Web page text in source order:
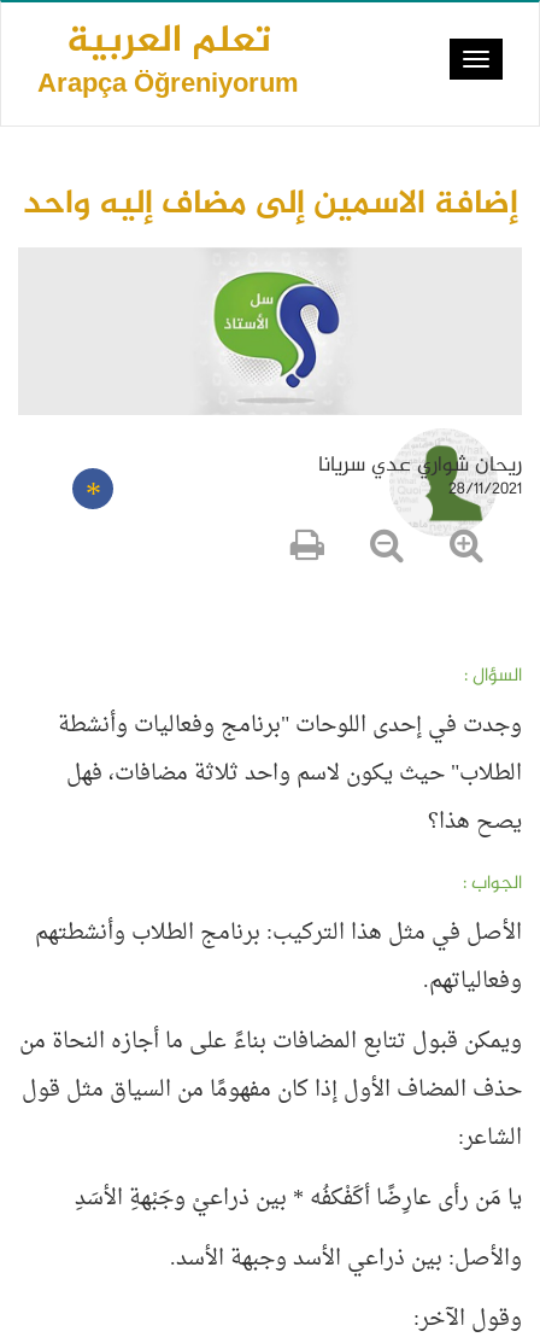
Ana
تعلم العربية
Arapça Öğreniyorum
Toggle
إضافة الاسمين إلى مضاف إليه واحد
ريحان شواري عدي سريانا
28/11/2021
السؤال :
وجدت في إحدى اللوحات "برنامج وفعاليات وأنشطة
الطلاب" حيث يكون لاسم واحد ثلاثة مضافات، فهل
يصح هذا؟
الجواب :
الأصل في مثل هذا التركيب: برنامج الطلاب وأنشطتهم
وفعالياتهم.
ويمكن قبول تتابع المضافات بناءً على ما أجازه النحاة من
حذف المضاف الأول إذا كان مفهومًا من السياق مثل قول
الشاعر:
يا مَن رأى عارِضًا أكَفْكفُه * بين ذراعيْ وجَبْهةِ الأسَدِ
والأصل: بين ذراعي الأسد وجبهة الأسد.
وقول الآخر: